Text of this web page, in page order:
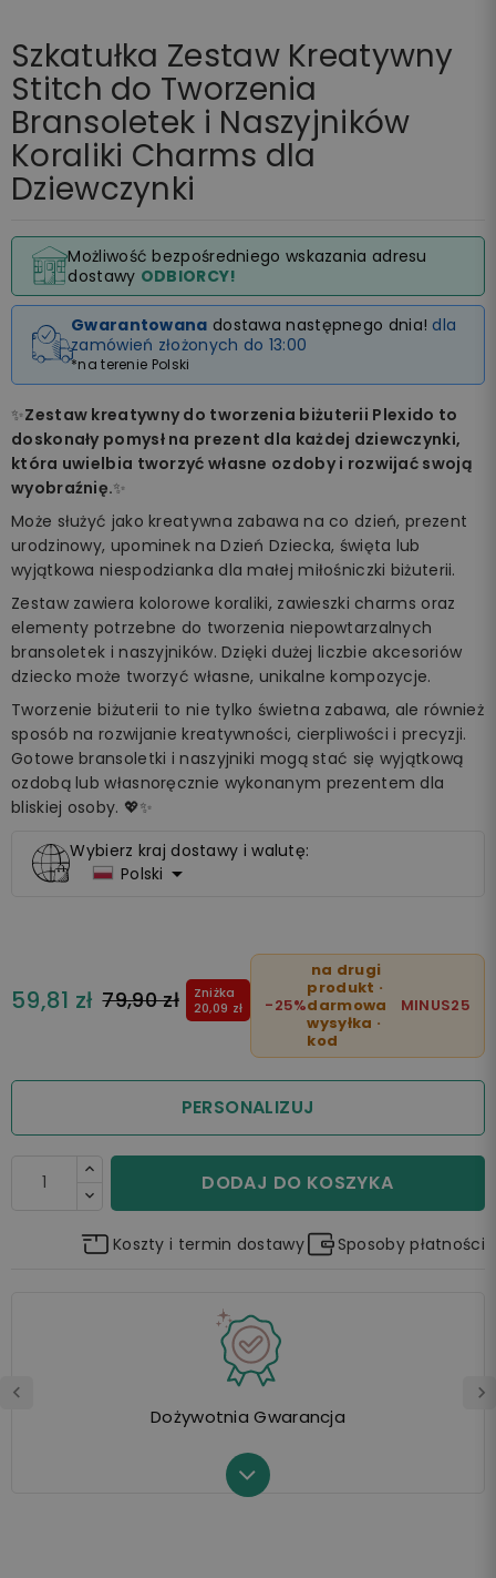
Szkatułka Zestaw Kreatywny
Stitch do Tworzenia
Bransoletek i Naszyjników
Koraliki Charms dla
Dziewczynki
Możliwość bezpośredniego wskazania adresu
dostawy ODBIORCY!
Gwarantowana dostawa następnego dnia! dla
zamówień złożonych do 13:00
*na terenie Polski
✨Zestaw kreatywny do tworzenia biżuterii Plexido to
doskonały pomysł na prezent dla każdej dziewczynki,
która uwielbia tworzyć własne ozdoby i rozwijać swoją
wyobraźnię.✨
Może służyć jako kreatywna zabawa na co dzień, prezent
urodzinowy, upominek na Dzień Dziecka, święta lub
wyjątkowa niespodzianka dla małej miłośniczki biżuterii.
Zestaw zawiera kolorowe koraliki, zawieszki charms oraz
elementy potrzebne do tworzenia niepowtarzalnych
bransoletek i naszyjników. Dzięki dużej liczbie akcesoriów
dziecko może tworzyć własne, unikalne kompozycje.
Tworzenie biżuterii to nie tylko świetna zabawa, ale również
sposób na rozwijanie kreatywności, cierpliwości i precyzji.
Gotowe bransoletki i naszyjniki mogą stać się wyjątkową
ozdobą lub własnoręcznie wykonanym prezentem dla
bliskiej osoby. 💖✨
Wybierz kraj dostawy i walutę:
Polski 
59,81 zł 79,90 zł
Zniżka
20,09 zł
-25%
na drugi
produkt ·
darmowa
wysyłka ·
kod
MINUS25
PERSONALIZUJ
DODAJ DO KOSZYKA
Koszty i termin dostawy Sposoby płatności
Dożywotnia Gwarancja